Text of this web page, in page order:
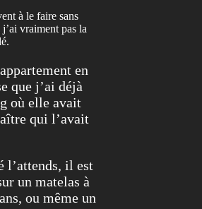
à le faire sans
vraiment pas la
en
que j’ai déjà
où elle avait
qui l’avait
l’attends, il est
un matelas à
ou même un